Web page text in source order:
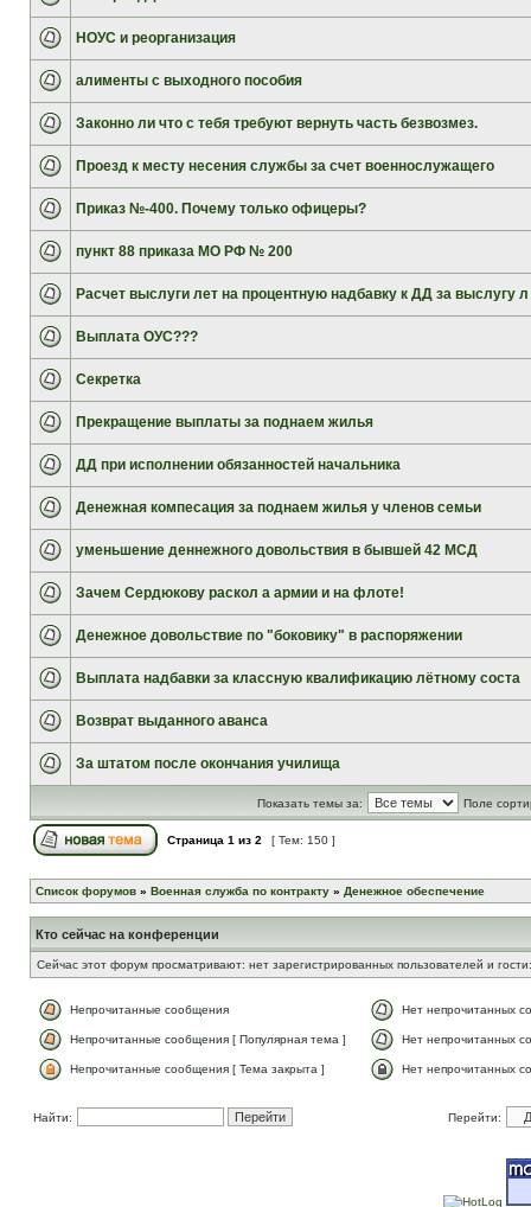
НОУС и реорганизация
алименты с выходного пособия
Законно ли что с тебя требуют вернуть часть безвозмез.
Проезд к месту несения службы за счет военнослужащего
Приказ №-400. Почему только офицеры?
пункт 88 приказа МО РФ № 200
Расчет выслуги лет на процентную надбавку к ДД за выслугу л
Выплата ОУС???
Секретка
Прекращение выплаты за поднаем жилья
ДД при исполнении обязанностей начальника
Денежная компесация за поднаем жилья у членов семьи
уменьшение деннежного довольствия в бывшей 42 МСД
Зачем Сердюкову раскол а армии и на флоте!
Денежное довольствие по "боковику" в распоряжении
Выплата надбавки за классную квалификацию лётному соста
Возврат выданного аванса
За штатом после окончания училища
Показать темы за: Поле
Страница 1 из 2 [ Тем: 150 ]
Список форумов » Военная служба по контракту » Денежное обеспечение
Кто сейчас на конференции
Сейчас этот форум просматривают: нет зарегистрированных пользователей и
Непрочитанные сообщения Нет непрочитанных
Непрочитанные сообщения [ Популярная тема ] Нет непрочитанных
Непрочитанные сообщения [ Тема закрыта ] Нет непрочитанных
Найти: Перейти: